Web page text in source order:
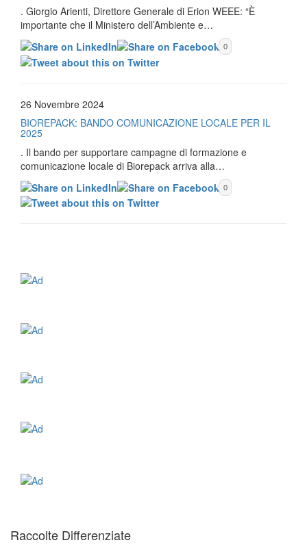
. Giorgio Arienti, Direttore Generale di Erion WEEE: “È
importante che il Ministero dell’Ambiente e…
0
26 Novembre 2024
BIOREPACK: BANDO COMUNICAZIONE LOCALE PER IL
2025
. Il bando per supportare campagne di formazione e
comunicazione locale di Biorepack arriva alla…
0
Raccolte Differenziate